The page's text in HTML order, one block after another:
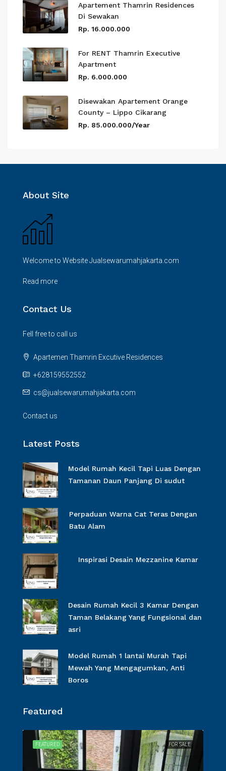
Apartement Thamrin Residences
Di Sewakan
Rp. 16.000.000
For RENT Thamrin Executive
Apartment
Rp. 6.000.000
Disewakan Apartement Orange
County – Lippo Cikarang
Rp. 85.000.000/Year
About Site
Welcome to Website Jualsewarumahjakarta.com
Read more
Contact Us
Fell free to call us
Apartemen Thamrin Excutive Residences
+628159552552
cs@jualsewarumahjakarta.com
Contact us
Latest Posts
Model Rumah Kecil Tapi Luas Dengan
Tamanan Daun Panjang Di sudut
Perpaduan Warna Cat Teras Dengan
Batu Alam
Inspirasi Desain Mezzanine Kamar
Desain Rumah Kecil 3 Kamar Dengan
Taman Belakang Yang Fungsional dan
asri
Model Rumah 1 lantai Murah Tapi
Mewah Yang Mengagumkan, Anti
Boros
Featured
FOR SALE
FEATURED